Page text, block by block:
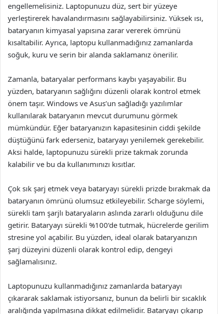
engellemelisiniz. Laptopunuzu düz, sert bir yüzeye
yerleştirerek havalandırmasını sağlayabilirsiniz. Yüksek ısı,
bataryanın kimyasal yapısına zarar vererek ömrünü
kısaltabilir. Ayrıca, laptopu kullanmadığınız zamanlarda
soğuk, kuru ve serin bir alanda saklamanız önerilir.
Zamanla, bataryalar performans kaybı yaşayabilir. Bu
yüzden, bataryanın sağlığını düzenli olarak kontrol etmek
önem taşır. Windows ve Asus’un sağladığı yazılımlar
kullanılarak bataryanın mevcut durumunu görmek
mümkündür. Eğer bataryanızın kapasitesinin ciddi şekilde
düştüğünü fark ederseniz, bataryayı yenilemek gerekebilir.
Aksi halde, laptopunuzu sürekli prize takmak zorunda
kalabilir ve bu da kullanımınızı kısıtlar.
Çok sık şarj etmek veya bataryayı sürekli prizde bırakmak da
bataryanın ömrünü olumsuz etkileyebilir. Scharge söylemi,
sürekli tam şarjlı bataryaların aslında zararlı olduğunu dile
getirir. Bataryayı sürekli %100‘de tutmak, hücrelerde gerilim
stresine yol açabilir. Bu yüzden, ideal olarak bataryanızın
şarj düzeyini düzenli olarak kontrol edip, dengeyi
sağlamalısınız.
Laptopunuzu kullanmadığınız zamanlarda bataryayı
çıkararak saklamak istiyorsanız, bunun da belirli bir sıcaklık
aralığında yapılmasına dikkat edilmelidir. Bataryayı çıkarıp